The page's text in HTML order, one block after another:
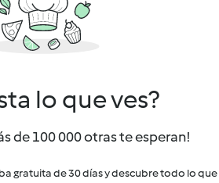
lo que ves?
de 100 000 otras te esperan!
gratuita de 30 días y descubre todo lo que